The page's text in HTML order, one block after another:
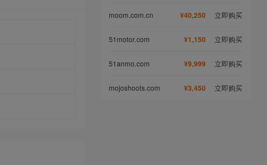
moom.com.cn ¥40,250 立即购买
51motor.com ¥1,150 立即购买
51anmo.com ¥9,999 立即购买
mojoshoots.com ¥3,450 立即购买